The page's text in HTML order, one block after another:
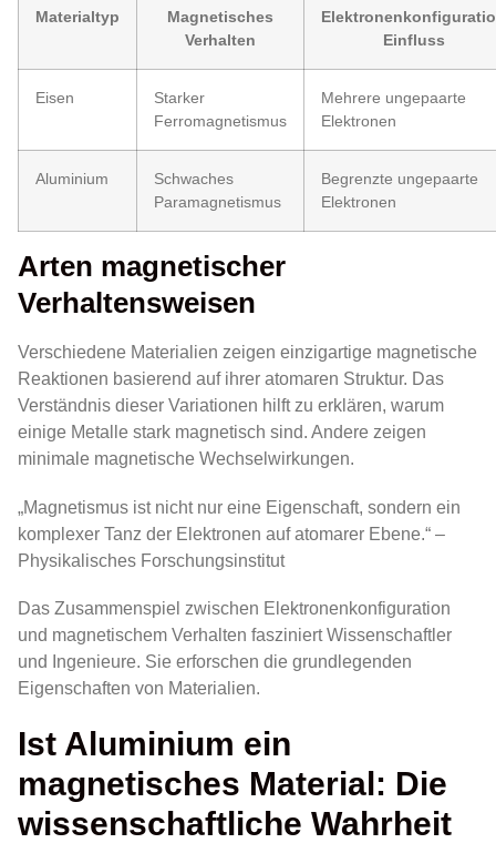
Materialtyp
Magnetisches
Verhalten
Einfluss
Eisen
Starker
Ferromagnetismus
Mehrere ungepaarte
Elektronen
Aluminium
Schwaches
Paramagnetismus
Begrenzte ungepaarte
Elektronen
Arten magnetischer
Verhaltensweisen
Verschiedene Materialien zeigen einzigartige magnetische
Reaktionen basierend auf ihrer atomaren Struktur. Das
Verständnis dieser Variationen hilft zu erklären, warum
einige Metalle stark magnetisch sind. Andere zeigen
minimale magnetische Wechselwirkungen.
„Magnetismus ist nicht nur eine Eigenschaft, sondern ein
komplexer Tanz der Elektronen auf atomarer Ebene.“ –
Physikalisches Forschungsinstitut
Das Zusammenspiel zwischen Elektronenkonfiguration
und magnetischem Verhalten fasziniert Wissenschaftler
und Ingenieure. Sie erforschen die grundlegenden
Eigenschaften von Materialien.
Ist Aluminium ein
magnetisches Material: Die
wissenschaftliche Wahrheit